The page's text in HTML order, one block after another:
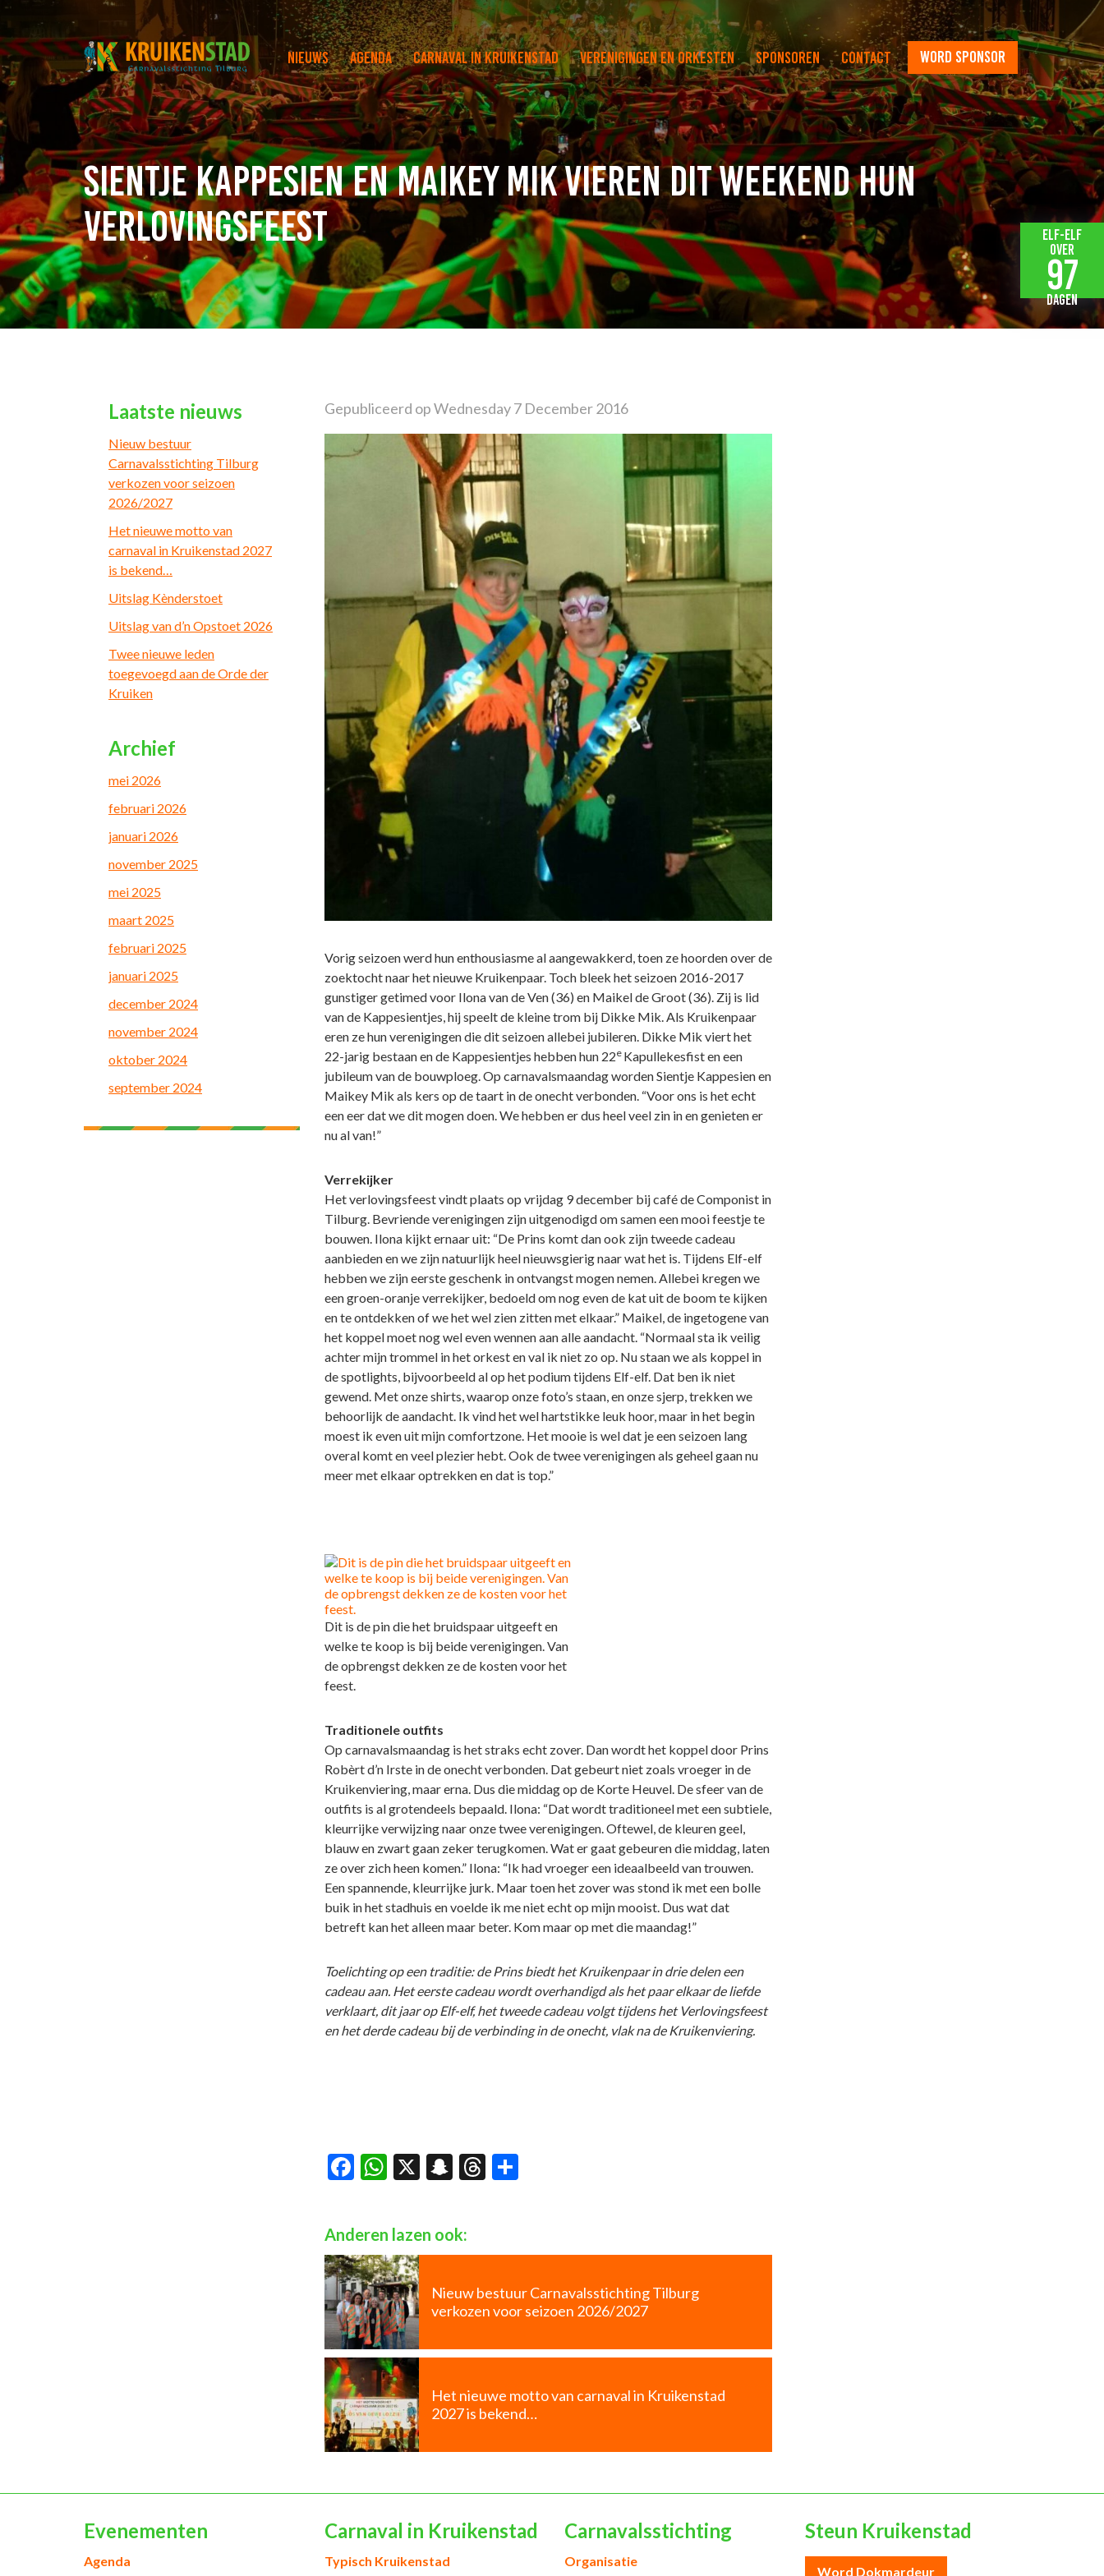
Nieuws Agenda Carnaval in Kruikenstad Verenigingen en orkesten Sponsoren Contact word sponsor
Sientje Kappesien en Maikey Mik vieren dit weekend hun
verlovingsfeest
Laatste nieuws
Nieuw bestuur
Carnavalsstichting Tilburg
verkozen voor seizoen
2026/2027
Het nieuwe motto van
carnaval in Kruikenstad 2027
is bekend…
Uitslag Kènderstoet
Uitslag van d’n Opstoet 2026
Twee nieuwe leden
toegevoegd aan de Orde der
Kruiken
Archief
mei 2026
februari 2026
januari 2026
november 2025
mei 2025
maart 2025
februari 2025
januari 2025
december 2024
november 2024
oktober 2024
september 2024
Gepubliceerd op Wednesday 7 December 2016
Vorig seizoen werd hun enthousiasme al aangewakkerd, toen ze hoorden over de
zoektocht naar het nieuwe Kruikenpaar. Toch bleek het seizoen 2016-2017
gunstiger getimed voor Ilona van de Ven (36) en Maikel de Groot (36). Zij is lid
van de Kappesientjes, hij speelt de kleine trom bij Dikke Mik. Als Kruikenpaar
eren ze hun verenigingen die dit seizoen allebei jubileren. Dikke Mik viert het
22-jarig bestaan en de Kappesientjes hebben hun 22e Kapullekesfist en een
jubileum van de bouwploeg. Op carnavalsmaandag worden Sientje Kappesien en
Maikey Mik als kers op de taart in de onecht verbonden. “Voor ons is het echt
een eer dat we dit mogen doen. We hebben er dus heel veel zin in en genieten er
nu al van!”
Verrekijker
Het verlovingsfeest vindt plaats op vrijdag 9 december bij café de Componist in
Tilburg. Bevriende verenigingen zijn uitgenodigd om samen een mooi feestje te
bouwen. Ilona kijkt ernaar uit: “De Prins komt dan ook zijn tweede cadeau
aanbieden en we zijn natuurlijk heel nieuwsgierig naar wat het is. Tijdens Elf-elf
hebben we zijn eerste geschenk in ontvangst mogen nemen. Allebei kregen we
een groen-oranje verrekijker, bedoeld om nog even de kat uit de boom te kijken
en te ontdekken of we het wel zien zitten met elkaar.” Maikel, de ingetogene van
het koppel moet nog wel even wennen aan alle aandacht. “Normaal sta ik veilig
achter mijn trommel in het orkest en val ik niet zo op. Nu staan we als koppel in
de spotlights, bijvoorbeeld al op het podium tijdens Elf-elf. Dat ben ik niet
gewend. Met onze shirts, waarop onze foto’s staan, en onze sjerp, trekken we
behoorlijk de aandacht. Ik vind het wel hartstikke leuk hoor, maar in het begin
moest ik even uit mijn comfortzone. Het mooie is wel dat je een seizoen lang
overal komt en veel plezier hebt. Ook de twee verenigingen als geheel gaan nu
meer met elkaar optrekken en dat is top.”
Dit is de pin die het bruidspaar uitgeeft en
welke te koop is bij beide verenigingen. Van
de opbrengst dekken ze de kosten voor het
feest.
Traditionele outfits
Op carnavalsmaandag is het straks echt zover. Dan wordt het koppel door Prins
Robèrt d’n Irste in de onecht verbonden. Dat gebeurt niet zoals vroeger in de
Kruikenviering, maar erna. Dus die middag op de Korte Heuvel. De sfeer van de
outfits is al grotendeels bepaald. Ilona: “Dat wordt traditioneel met een subtiele,
kleurrijke verwijzing naar onze twee verenigingen. Oftewel, de kleuren geel,
blauw en zwart gaan zeker terugkomen. Wat er gaat gebeuren die middag, laten
ze over zich heen komen.” Ilona: “Ik had vroeger een ideaalbeeld van trouwen.
Een spannende, kleurrijke jurk. Maar toen het zover was stond ik met een bolle
buik in het stadhuis en voelde ik me niet echt op mijn mooist. Dus wat dat
betreft kan het alleen maar beter. Kom maar op met die maandag!”
Toelichting op een traditie: de Prins biedt het Kruikenpaar in drie delen een
cadeau aan. Het eerste cadeau wordt overhandigd als het paar elkaar de liefde
verklaart, dit jaar op Elf-elf, het tweede cadeau volgt tijdens het Verlovingsfeest
en het derde cadeau bij de verbinding in de onecht, vlak na de Kruikenviering.
Facebook
WhatsApp
X Snapchat
Threads
Delen
Anderen lazen ook:
Nieuw bestuur Carnavalsstichting Tilburg
verkozen voor seizoen 2026/2027
Het nieuwe motto van carnaval in Kruikenstad
2027 is bekend…
Elf-elf
over
97
dagen
Evenementen
Agenda
Carnaval in Kruikenstad
Typisch Kruikenstad
Carnavalsstichting
Organisatie
Steun Kruikenstad
Word Dokmardeur